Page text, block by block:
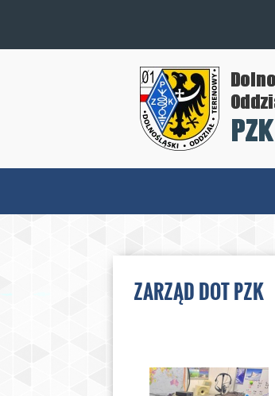
ZARZĄD DOT PZK